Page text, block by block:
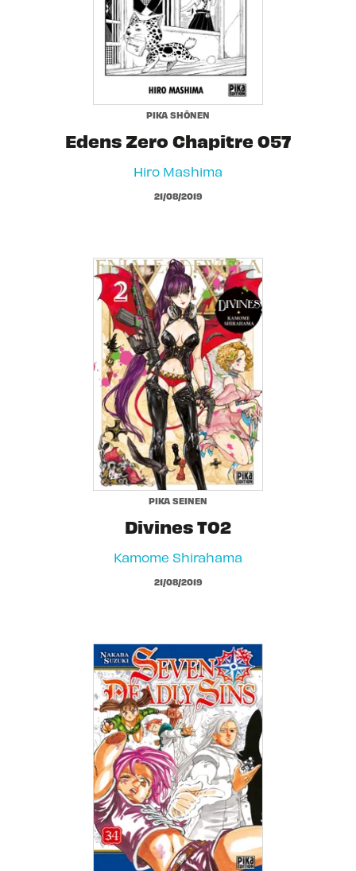
PIKA SHÔNEN
Edens Zero Chapitre 057
Hiro Mashima
21/08/2019
PIKA SEINEN
Divines T02
Kamome Shirahama
21/08/2019